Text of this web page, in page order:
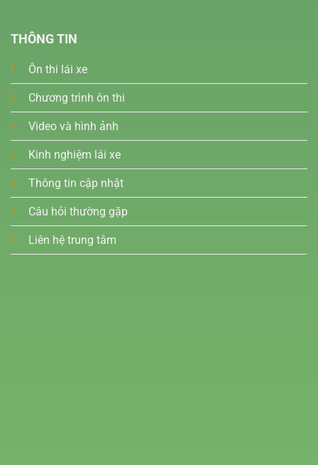
THÔNG TIN
Ôn thi lái xe
Chương trình ôn thi
Video và hình ảnh
Kinh nghiệm lái xe
Thông tin cập nhật
Câu hỏi thường gặp
Liên hệ trung tâm